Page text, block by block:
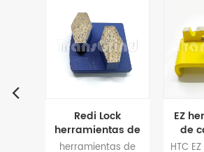
Redi Lock
herramientas de
esmerilado de
herramientas de
EZ
de
HTC